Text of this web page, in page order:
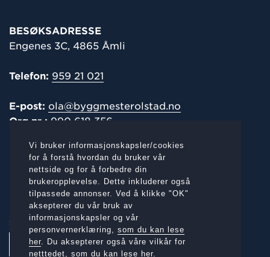
Vi bruker informasjonskapsler/cookies
for å forstå hvordan du bruker vår
nettside og for å forbedre din
brukeropplevelse. Dette inkluderer også
tilpassede annonser. Ved å klikke "OK"
aksepterer du vår bruk av
informasjonskapsler og vår
personvernerklæring, som du kan lese
her . Du aksepterer også våre vilkår for
netttedet, som du kan lese her.
BESØKSADRESSE
Engenes 3C, 4865 Åmli
Telefon: 959 21 021
E-post: ola@byggmesterolstad.no
Org.nr.: 990 618 356
POST-/FAKTURAADRESSE
Engenes 3C, 4865 Åmli
SOSIALE MEDIER: